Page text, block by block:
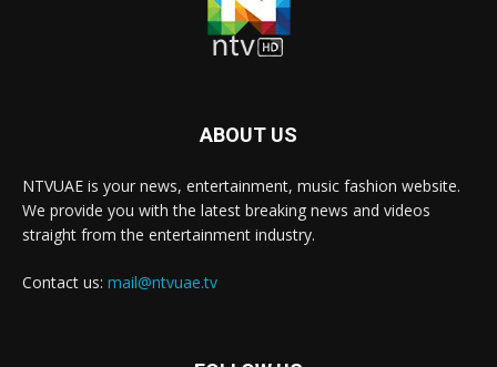
ABOUT US
NTVUAE is your news, entertainment, music fashion website.
We provide you with the latest breaking news and videos
straight from the entertainment industry.
Contact us: mail@ntvuae.tv